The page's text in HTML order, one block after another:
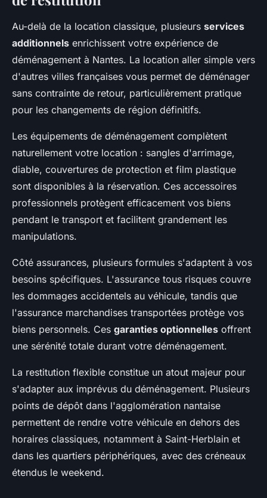
Au-delà de la location classique, plusieurs services
additionnels enrichissent votre expérience de
déménagement à Nantes. La location aller simple vers
d'autres villes françaises vous permet de déménager
sans contrainte de retour, particulièrement pratique
pour les changements de région définitifs.
Les équipements de déménagement complètent
naturellement votre location : sangles d'arrimage,
diable, couvertures de protection et film plastique
sont disponibles à la réservation. Ces accessoires
professionnels protègent efficacement vos biens
pendant le transport et facilitent grandement les
manipulations.
Côté assurances, plusieurs formules s'adaptent à vos
besoins spécifiques. L'assurance tous risques couvre
les dommages accidentels au véhicule, tandis que
l'assurance marchandises transportées protège vos
biens personnels. Ces garanties optionnelles offrent
une sérénité totale durant votre déménagement.
La restitution flexible constitue un atout majeur pour
s'adapter aux imprévus du déménagement. Plusieurs
points de dépôt dans l'agglomération nantaise
permettent de rendre votre véhicule en dehors des
horaires classiques, notamment à Saint-Herblain et
dans les quartiers périphériques, avec des créneaux
étendus le weekend.